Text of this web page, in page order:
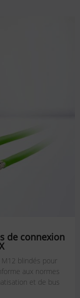
de connexion
blindés pour
aux normes
et de bus